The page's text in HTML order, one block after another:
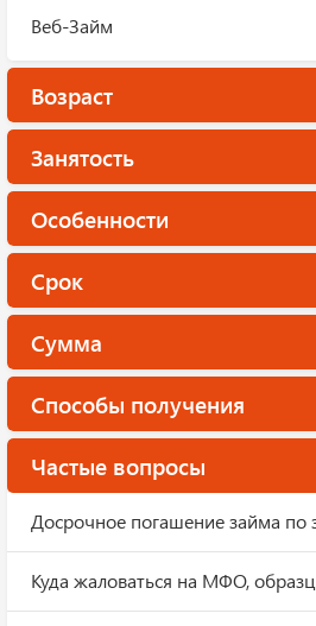
Веб-Займ
Возраст
Занятость
Особенности
Срок
Сумма
Способы получения
Частые вопросы
Досрочное погашение займа по
Куда жаловаться на МФО,